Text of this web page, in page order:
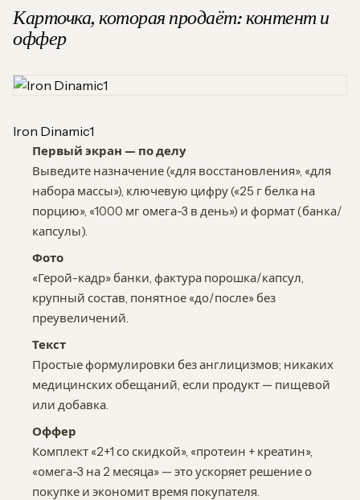
Карточка, которая продаёт: контент и
оффер
Iron Dinamic1
Первый экран — по делу
Выведите назначение («для восстановления», «для
набора массы»), ключевую цифру («25 г белка на
порцию», «1000 мг омега-3 в день») и формат (банка/
капсулы).
Фото
«Герой-кадр» банки, фактура порошка/капсул,
крупный состав, понятное «до/после» без
преувеличений.
Текст
Простые формулировки без англицизмов; никаких
медицинских обещаний, если продукт — пищевой
или добавка.
Оффер
Комплект «2+1 со скидкой», «протеин + креатин»,
«омега-3 на 2 месяца» — это ускоряет решение о
покупке и экономит время покупателя.